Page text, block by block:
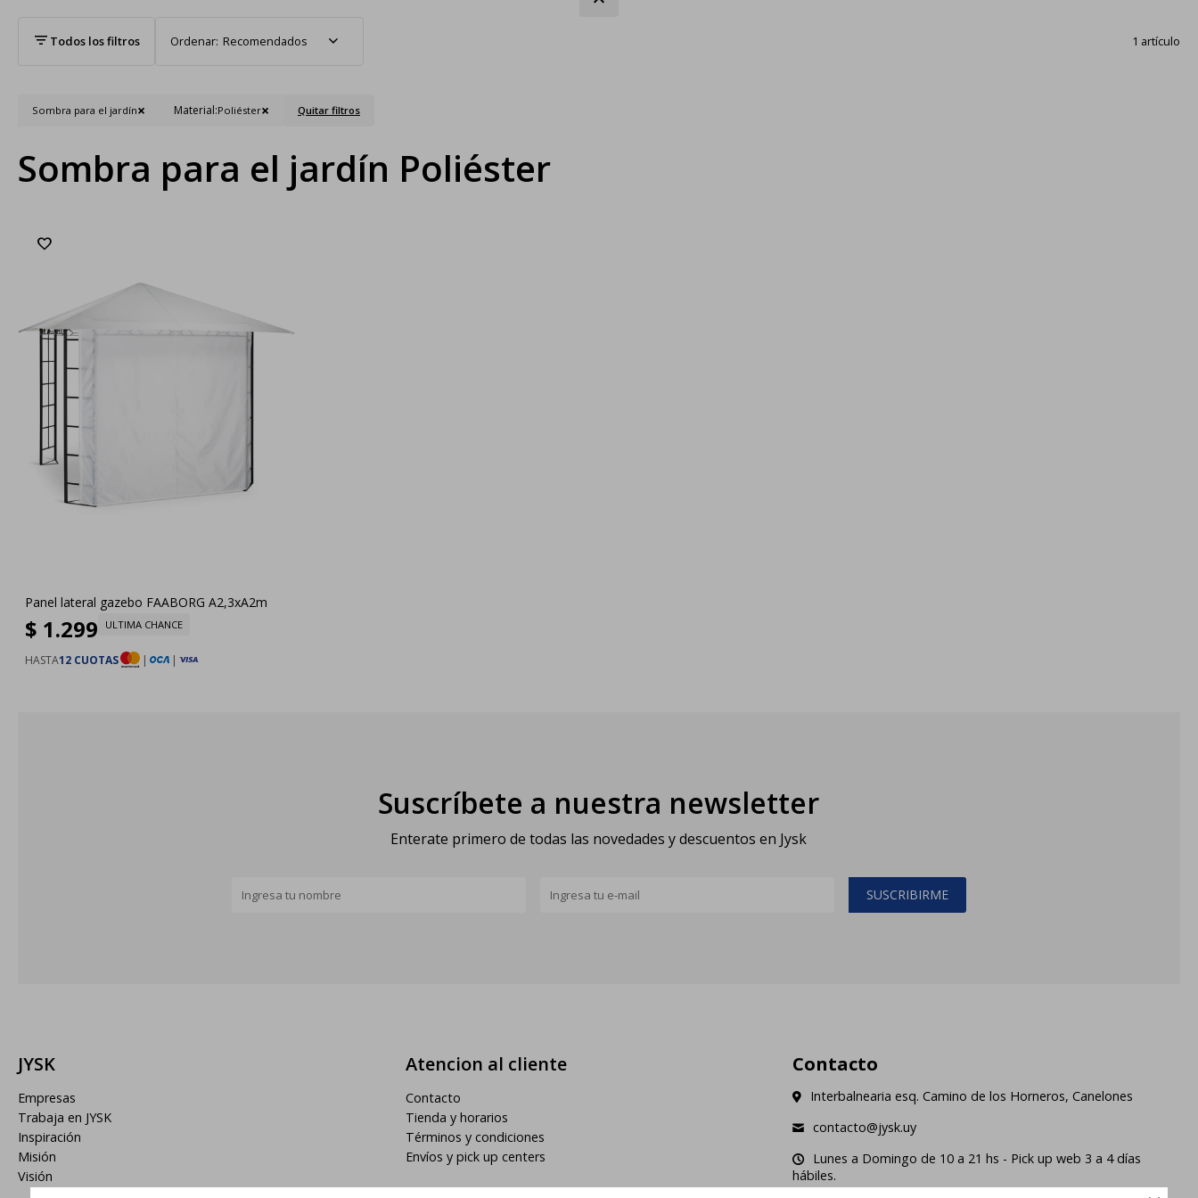
Recomendados 1 artículo
Sombra para el jardín Material:Poliéster Quitar filtros
Sombra para el jardín Poliéster
Panel lateral gazebo FAABORG A2,3xA2m
$ 1.299 ULTIMA CHANCE
HASTA12 CUOTAS | |
Suscríbete a nuestra newsletter
Enterate primero de todas las novedades y descuentos en Jysk
SUSCRIBIRME
JYSK
Empresas
Trabaja en JYSK
Inspiración
Misión
Visión
Atencion al cliente
Contacto
Tienda y horarios
Términos y condiciones
Envíos y pick up centers
Contacto
Interbalnearia esq. Camino de los Horneros, Canelones
contacto@jysk.uy
Lunes a Domingo de 10 a 21 hs - Pick up web 3 a 4 días
hábiles.